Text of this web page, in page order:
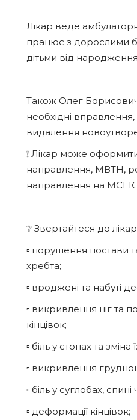
Лікар веде
працює з дорослими
дітьми від
Також Олег
необхідні
видалення
❕ Лікар може
направлення, МВТН,
направлення на МСЕК.
❔ Звертайтеся до
▫️ порушення постави
хребта;
▫️ вроджені та набуті
▫️ викривлення ніг та
кінцівок;
▫️ біль у стопах та
▫️ викривлення грудної
▫️ біль у суглобах, спині
▫️ деформації кінцівок;